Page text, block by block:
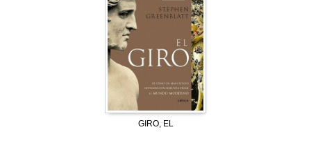
GIRO, EL